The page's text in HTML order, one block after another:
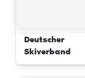
Deutscher
Skiverband